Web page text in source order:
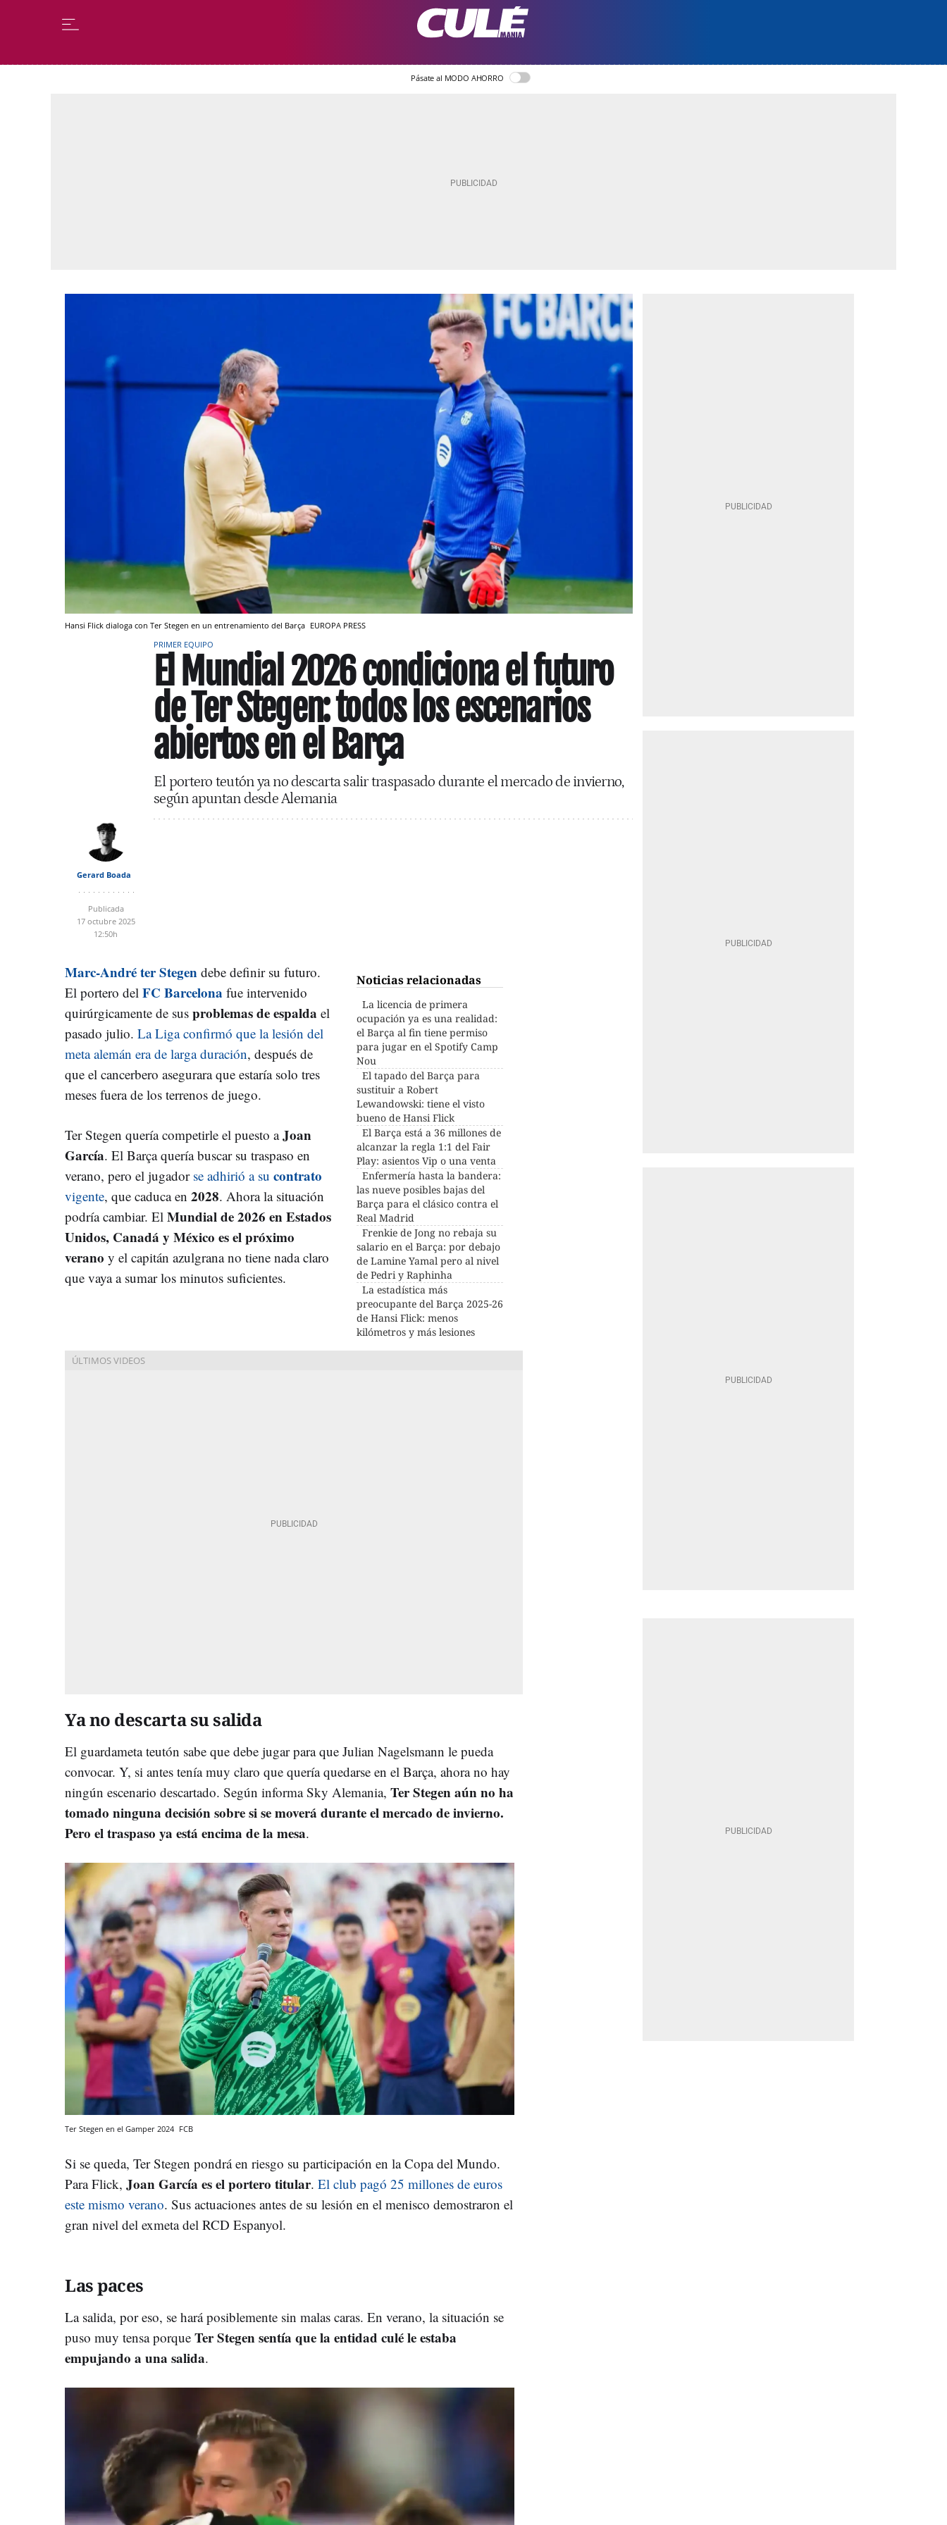
Pásate al MODO AHORRO
Hansi Flick dialoga con Ter Stegen en un entrenamiento del Barça EUROPA PRESS
PRIMER EQUIPO
El Mundial 2026 condiciona el futuro
de Ter Stegen: todos los escenarios
abiertos en el Barça
El portero teutón ya no descarta salir traspasado durante el mercado de invierno,
según apuntan desde Alemania
Gerard Boada
Publicada
17 octubre 2025
12:50h
Noticias relacionadas
La licencia de primera
ocupación ya es una realidad:
el Barça al fin tiene permiso
para jugar en el Spotify Camp
Nou
El tapado del Barça para
sustituir a Robert
Lewandowski: tiene el visto
bueno de Hansi Flick
El Barça está a 36 millones de
alcanzar la regla 1:1 del Fair
Play: asientos Vip o una venta
Enfermería hasta la bandera:
las nueve posibles bajas del
Barça para el clásico contra el
Real Madrid
Frenkie de Jong no rebaja su
salario en el Barça: por debajo
de Lamine Yamal pero al nivel
de Pedri y Raphinha
La estadística más
preocupante del Barça 2025-26
de Hansi Flick: menos
kilómetros y más lesiones
Marc-André ter Stegen debe definir su futuro.
El portero del FC Barcelona fue intervenido
quirúrgicamente de sus problemas de espalda el
pasado julio. La Liga confirmó que la lesión del
meta alemán era de larga duración, después de
que el cancerbero asegurara que estaría solo tres
meses fuera de los terrenos de juego.
Ter Stegen quería competirle el puesto aJoan
García. El Barça quería buscar su traspaso en
verano, pero el jugador se adhirió a su contrato
vigente, que caduca en 2028. Ahora la situación
podría cambiar. El Mundial de 2026 en Estados
Unidos, Canadá y México es el próximo
verano y el capitán azulgrana no tiene nada claro
que vaya a sumar los minutos suficientes.
Ya no descarta su salida
El guardameta teutón sabe que debe jugar para que Julian Nagelsmann le pueda
convocar. Y, si antes tenía muy claro que quería quedarse en el Barça, ahora no hay
ningún escenario descartado. Según informa Sky Alemania, Ter Stegen aún no ha
tomado ninguna decisión sobre si se moverá durante el mercado de invierno.
Pero el traspaso ya está encima de la mesa.
Ter Stegen en el Gamper 2024 FCB
Si se queda, Ter Stegen pondrá en riesgo su participación en la Copa del Mundo.
Para Flick, Joan García es el portero titular. El club pagó 25 millones de euros
este mismo verano. Sus actuaciones antes de su lesión en el menisco demostraron el
gran nivel del exmeta del RCD Espanyol.
Las paces
La salida, por eso, se hará posiblemente sin malas caras. En verano, la situación se
puso muy tensa porque Ter Stegen sentía que la entidad culé le estaba
empujando a una salida.